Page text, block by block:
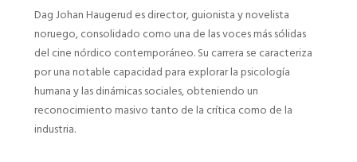
Dag Johan Haugerud es director, guionista y novelista
noruego, consolidado como una de las voces más sólidas
del cine nórdico contemporáneo. Su carrera se caracteriza
por una notable capacidad para explorar la psicología
humana y las dinámicas sociales, obteniendo un
reconocimiento masivo tanto de la crítica como de la
industria.